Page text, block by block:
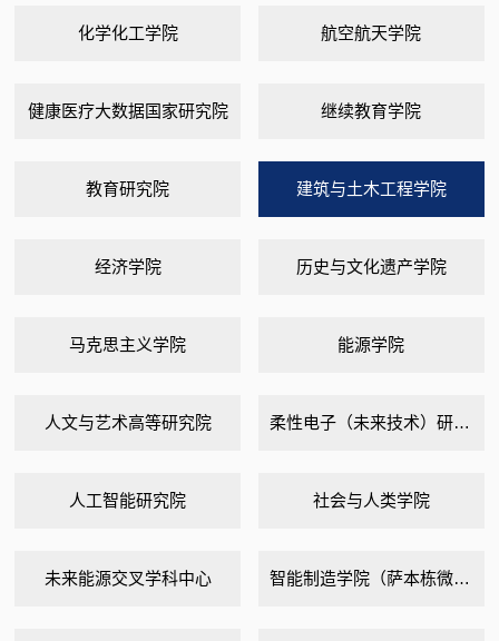
化学化工学院 航空航天学院
健康医疗大数据国家研究院 继续教育学院
教育研究院 建筑与土木工程学院
经济学院 历史与文化遗产学院
马克思主义学院 能源学院
人文与艺术高等研究院 柔性电子（未来技术）研究院
人工智能研究院 社会与人类学院
未来能源交叉学科中心 智能制造学院（萨本栋微米纳米科学技术研究院）